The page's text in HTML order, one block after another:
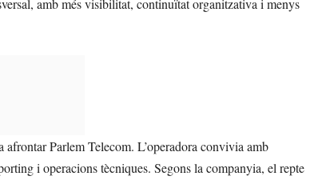
amb més visibilitat, continuïtat organitzativa i menys
Parlem Telecom. L’operadora convivia amb
i operacions tècniques. Segons la companyia, el repte